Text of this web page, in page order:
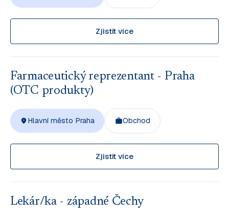
Zjistit více
Farmaceutický reprezentant - Praha
(OTC produkty)
Hlavní město Praha Obchod
Zjistit více
Lekár/ka - západné Čechy